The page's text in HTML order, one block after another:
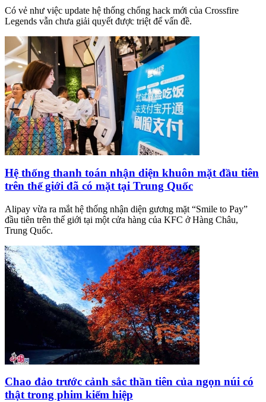
Có vẻ như việc update hệ thống chống hack mới của Crossfire
Legends vẫn chưa giải quyết được triệt để vấn đề.
Hệ thống thanh toán nhận diện khuôn mặt đầu tiên
trên thế giới đã có mặt tại Trung Quốc
Alipay vừa ra mắt hệ thống nhận diện gương mặt “Smile to Pay”
đầu tiên trên thế giới tại một cửa hàng của KFC ở Hàng Châu,
Trung Quốc.
Chao đảo trước cảnh sắc thần tiên của ngọn núi có
thật trong phim kiếm hiệp